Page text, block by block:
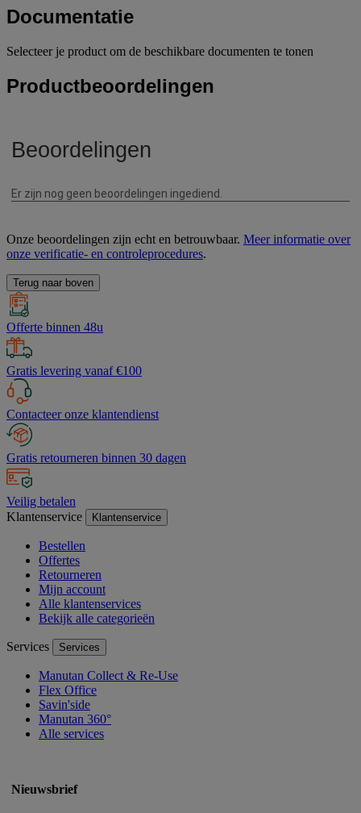
Documentatie
Selecteer je product om de beschikbare documenten te tonen
Productbeoordelingen
Onze beoordelingen zijn echt en betrouwbaar. Meer informatie over
onze verificatie- en controleprocedures.
Terug naar boven
Offerte binnen 48u
Gratis levering vanaf €100
Contacteer onze klantendienst
Gratis retourneren binnen 30 dagen
Veilig betalen
Klantenservice
Klantenservice
Bestellen
Offertes
Retourneren
Mijn account
Alle klantenservices
Bekijk alle categorieën
Services Services
Manutan Collect & Re-Use
Flex Office
Savin'side
Manutan 360°
Alle services
Nieuwsbrief